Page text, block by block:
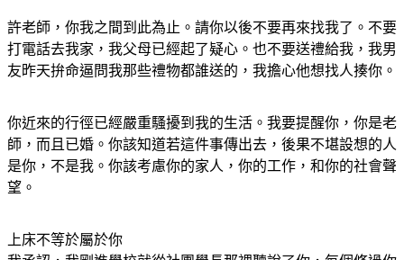
許老師，你我之間到此為止。請你以後不要再來找我了。不要
打電話去我家，我父母已經起了疑心。也不要送禮給我，我男
友昨天拚命逼問我那些禮物都誰送的，我擔心他想找人揍你。
你近來的行徑已經嚴重騷擾到我的生活。我要提醒你，你是老
師，而且已婚。你該知道若這件事傳出去，後果不堪設想的人
是你，不是我。你該考慮你的家人，你的工作，和你的社會聲
望。
上床不等於屬於你